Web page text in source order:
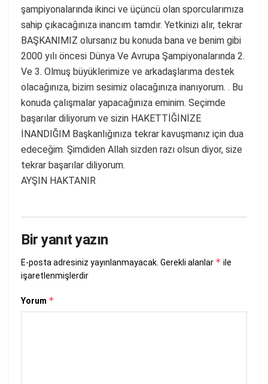
şampiyonalarında ikinci ve üçüncü olan sporcularımıza
sahip çıkacağınıza inancım tamdır. Yetkinizi alır, tekrar
BAŞKANIMIZ olursanız bu konuda bana ve benim gibi
2000 yılı öncesi Dünya Ve Avrupa Şampiyonalarında 2.
Ve 3. Olmuş büyüklerimize ve arkadaşlarıma destek
olacağınıza, bizim sesimiz olacağınıza inanıyorum. . Bu
konuda çalışmalar yapacağınıza eminim. Seçimde
başarılar diliyorum ve sizin HAKETTİĞİNİZE
İNANDIĞIM Başkanlığınıza tekrar kavuşmanız için dua
edeceğim. Şimdiden Allah sizden razı olsun diyor, size
tekrar başarılar diliyorum.
AYŞIN HAKTANIR
Bir yanıt yazın
E-posta adresiniz yayınlanmayacak. Gerekli alanlar * ile
işaretlenmişlerdir
Yorum *